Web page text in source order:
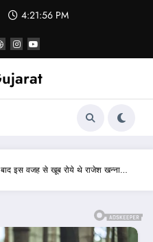
4:21:59 PM
इस वजह से खूब रोये थे राजेश खन्ना…